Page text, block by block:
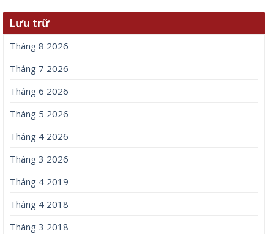
Lưu trữ
Tháng 8 2026
Tháng 7 2026
Tháng 6 2026
Tháng 5 2026
Tháng 4 2026
Tháng 3 2026
Tháng 4 2019
Tháng 4 2018
Tháng 3 2018